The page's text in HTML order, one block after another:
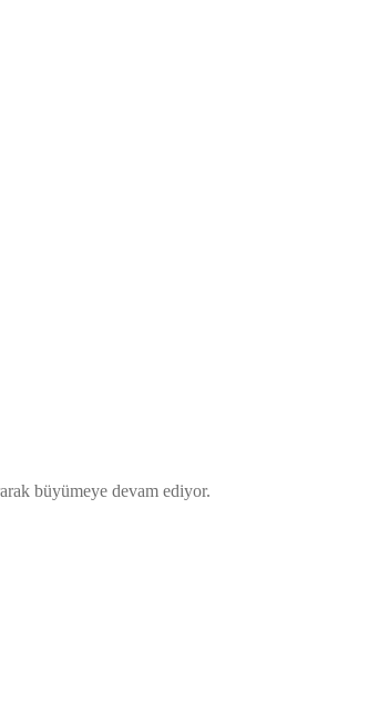
büyümeye devam ediyor.